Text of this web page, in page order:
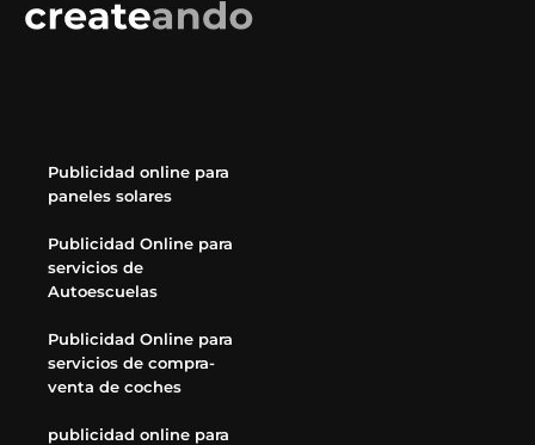
Publicidad online para
paneles solares
Publicidad Online para
servicios de
Autoescuelas
Publicidad Online para
servicios de compra-
venta de coches
publicidad online para